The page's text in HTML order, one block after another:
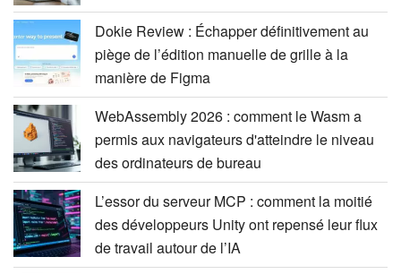
Dokie Review : Échapper définitivement au
piège de l’édition manuelle de grille à la
manière de Figma
WebAssembly 2026 : comment le Wasm a
permis aux navigateurs d'atteindre le niveau
des ordinateurs de bureau
L’essor du serveur MCP : comment la moitié
des développeurs Unity ont repensé leur flux
de travail autour de l’IA